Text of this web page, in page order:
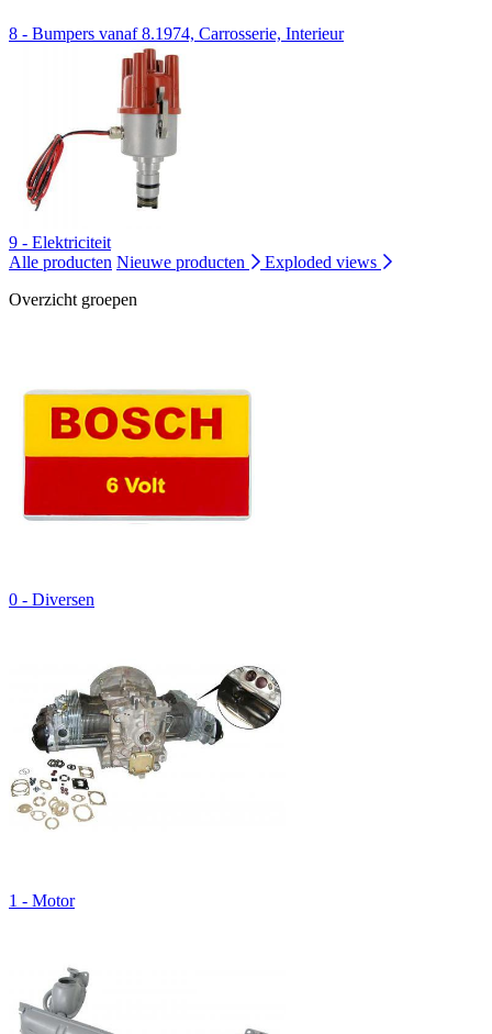
8 - Bumpers vanaf 8.1974, Carrosserie, Interieur
9 - Elektriciteit
Alle producten Nieuwe producten
Exploded views
Overzicht groepen
0 - Diversen
1 - Motor